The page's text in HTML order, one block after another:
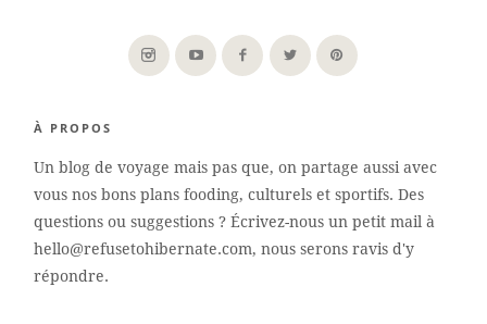
À PROPOS
Un blog de voyage mais pas que, on partage aussi avec
vous nos bons plans fooding, culturels et sportifs. Des
questions ou suggestions ? Écrivez-nous un petit mail à
hello@refusetohibernate.com, nous serons ravis d'y
répondre.